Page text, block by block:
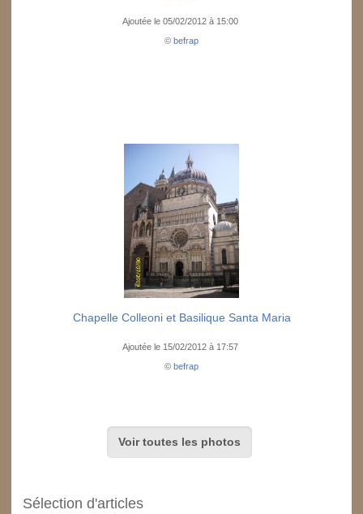
Ajoutée le 05/02/2012 à 15:00
© befrap
Chapelle Colleoni et Basilique Santa Maria
Ajoutée le 15/02/2012 à 17:57
© befrap
Voir toutes les photos
Sélection d'articles